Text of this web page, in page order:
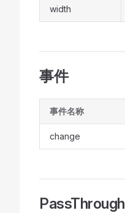
width
事件
事件名称
change
PassThrough